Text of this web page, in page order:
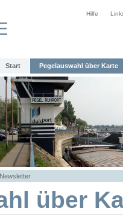
Hilfe
Start Pegelauswahl über Karte
Newsletter
über